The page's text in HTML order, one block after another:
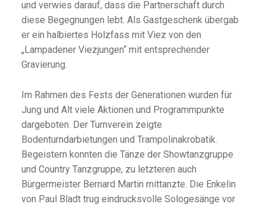
und verwies darauf, dass die Partnerschaft durch
diese Begegnungen lebt. Als Gastgeschenk übergab
er ein halbiertes Holzfass mit Viez von den
„Lampadener Viezjungen“ mit entsprechender
Gravierung.
Im Rahmen des Fests der Generationen wurden für
Jung und Alt viele Aktionen und Programmpunkte
dargeboten. Der Turnverein zeigte
Bodenturndarbietungen und Trampolinakrobatik.
Begeistern konnten die Tänze der Showtanzgruppe
und Country Tanzgruppe, zu letzteren auch
Bürgermeister Bernard Martin mittanzte. Die Enkelin
von Paul Bladt trug eindrucksvolle Sologesänge vor